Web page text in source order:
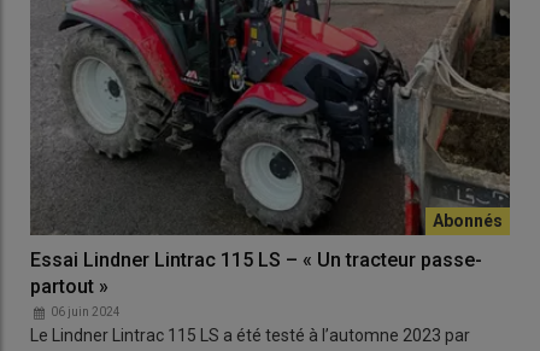
Essai Lindner Lintrac 115 LS – « Un tracteur passe-
partout »
06 juin 2024
Le Lindner Lintrac 115 LS a été testé à l’automne 2023 par